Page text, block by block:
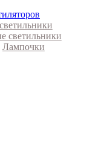
светильники
Лампочки